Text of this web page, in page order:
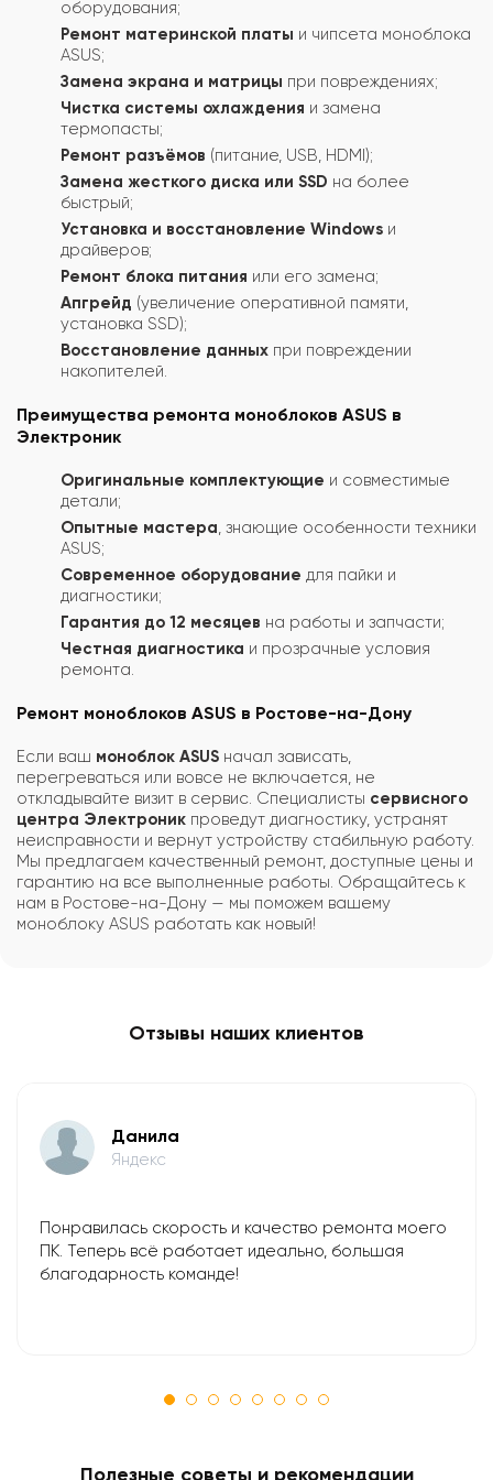
оборудования;
Ремонт материнской платы и чипсета моноблока
ASUS;
Замена экрана и матрицы при повреждениях;
Чистка системы охлаждения и замена
термопасты;
Ремонт разъёмов (питание, USB, HDMI);
Замена жесткого диска или SSD на более
быстрый;
Установка и восстановление Windows и
драйверов;
Ремонт блока питания или его замена;
Апгрейд (увеличение оперативной памяти,
установка SSD);
Восстановление данных при повреждении
накопителей.
Преимущества ремонта моноблоков ASUS в
Электроник
Оригинальные комплектующие и совместимые
детали;
Опытные мастера , знающие особенности техники
ASUS;
Современное оборудование для пайки и
диагностики;
Гарантия до 12 месяцев на работы и запчасти;
Честная диагностика и прозрачные условия
ремонта.
Ремонт моноблоков ASUS в Ростове-на-Дону
Если ваш моноблок ASUS начал зависать,
перегреваться или вовсе не включается, не
откладывайте визит в сервис. Специалисты сервисного
центра Электроник проведут диагностику, устранят
неисправности и вернут устройству стабильную работу.
Мы предлагаем качественный ремонт, доступные цены и
гарантию на все выполненные работы. Обращайтесь к
нам в Ростове-на-Дону — мы поможем вашему
моноблоку ASUS работать как новый!
Отзывы наших клиентов
Данила
Яндекс
Понравилась скорость и качество ремонта моего
ПК. Теперь всё работает идеально, большая
благодарность команде!
Полезные советы и рекомендации